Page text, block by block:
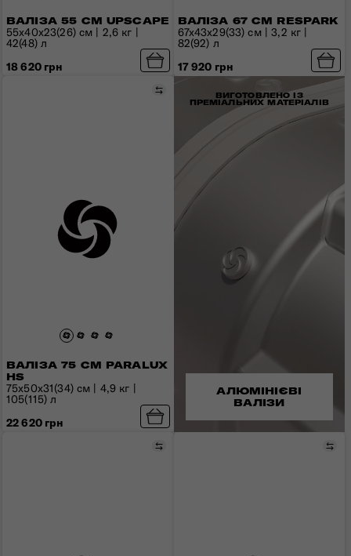
ВАЛІЗА 55 СМ UPSCAPE
55x40x23(26) см | 2,6 кг |
42(48) л
18 620 грн
ВАЛІЗА 67 СМ RESPARK
67x43x29(33) см | 3,2 кг |
82(92) л
17 920 грн
ВАЛІЗА 75 СМ PARALUX
HS
Порівняти
75x50x31(34) см | 4,9 кг |
105(115) л
22 620 грн
Порівняти
ВИГОТОВЛЕНО ІЗ
ПРЕМІАЛЬНИХ МАТЕРІАЛІВ
АЛЮМІНІЄВІ
ВАЛІЗИ